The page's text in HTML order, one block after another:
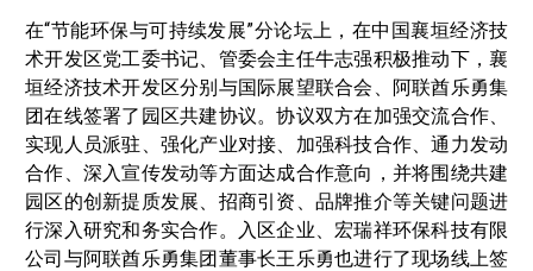
在“节能环保与可持续发展”分论坛上，在中国襄垣经济技
术开发区党工委书记、管委会主任牛志强积极推动下，襄
垣经济技术开发区分别与国际展望联合会、阿联酋乐勇集
团在线签署了园区共建协议。协议双方在加强交流合作、
实现人员派驻、强化产业对接、加强科技合作、通力发动
合作、深入宣传发动等方面达成合作意向，并将围绕共建
园区的创新提质发展、招商引资、品牌推介等关键问题进
行深入研究和务实合作。入区企业、宏瑞祥环保科技有限
公司与阿联酋乐勇集团董事长王乐勇也进行了现场线上签